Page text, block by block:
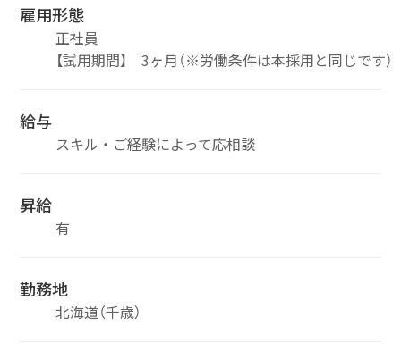
雇用形態
正社員
【試用期間】 3ヶ月（※労働条件は本採用と同じです）
給与
スキル・ご経験によって応相談
昇給
有
勤務地
北海道（千歳）